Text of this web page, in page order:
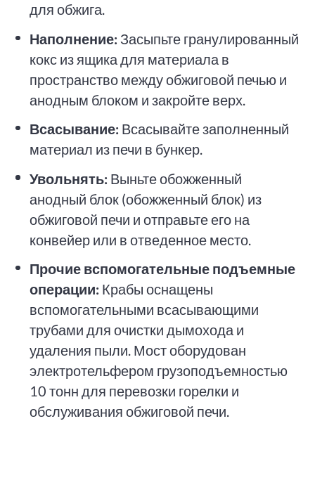
для обжига.
Наполнение: Засыпьте гранулированный
кокс из ящика для материала в
пространство между обжиговой печью и
анодным блоком и закройте верх.
Всасывание: Всасывайте заполненный
материал из печи в бункер.
Увольнять: Выньте обожженный
анодный блок (обожженный блок) из
обжиговой печи и отправьте его на
конвейер или в отведенное место.
Прочие вспомогательные подъемные
операции: Крабы оснащены
вспомогательными всасывающими
трубами для очистки дымохода и
удаления пыли. Мост оборудован
электротельфером грузоподъемностью
10 тонн для перевозки горелки и
обслуживания обжиговой печи.